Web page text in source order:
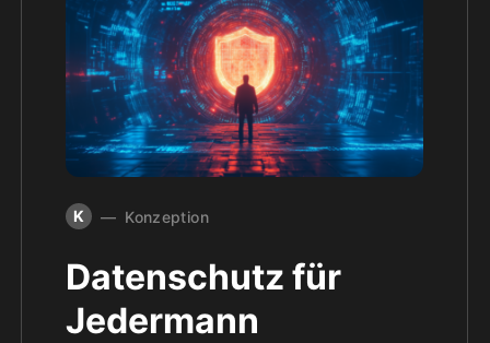
K Konzeption
Datenschutz für
Jedermann